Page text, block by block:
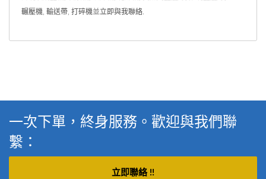
輾壓機 輸送帶 打碎機並立即與我聯絡
一次下單，終身服務。歡迎與我們聯
繫：
立即聯絡 !!